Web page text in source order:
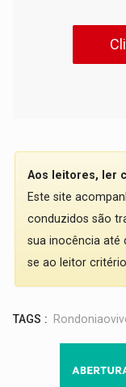
Aos leitores, ler
Este site
conduzidos são
sua inocência até
se ao leitor
TAGS :